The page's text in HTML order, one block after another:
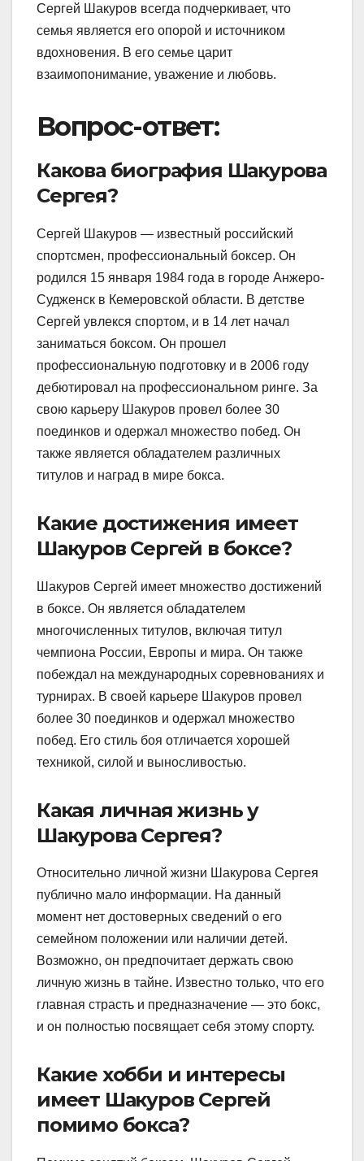
Сергей Шакуров всегда подчеркивает, что
семья является его опорой и источником
вдохновения. В его семье царит
взаимопонимание, уважение и любовь.
Вопрос-ответ:
Какова биография Шакурова
Сергея?
Сергей Шакуров — известный российский
спортсмен, профессиональный боксер. Он
родился 15 января 1984 года в городе Анжеро-
Судженск в Кемеровской области. В детстве
Сергей увлекся спортом, и в 14 лет начал
заниматься боксом. Он прошел
профессиональную подготовку и в 2006 году
дебютировал на профессиональном ринге. За
свою карьеру Шакуров провел более 30
поединков и одержал множество побед. Он
также является обладателем различных
титулов и наград в мире бокса.
Какие достижения имеет
Шакуров Сергей в боксе?
Шакуров Сергей имеет множество достижений
в боксе. Он является обладателем
многочисленных титулов, включая титул
чемпиона России, Европы и мира. Он также
побеждал на международных соревнованиях и
турнирах. В своей карьере Шакуров провел
более 30 поединков и одержал множество
побед. Его стиль боя отличается хорошей
техникой, силой и выносливостью.
Какая личная жизнь у
Шакурова Сергея?
Относительно личной жизни Шакурова Сергея
публично мало информации. На данный
момент нет достоверных сведений о его
семейном положении или наличии детей.
Возможно, он предпочитает держать свою
личную жизнь в тайне. Известно только, что его
главная страсть и предназначение — это бокс,
и он полностью посвящает себя этому спорту.
Какие хобби и интересы
имеет Шакуров Сергей
помимо бокса?